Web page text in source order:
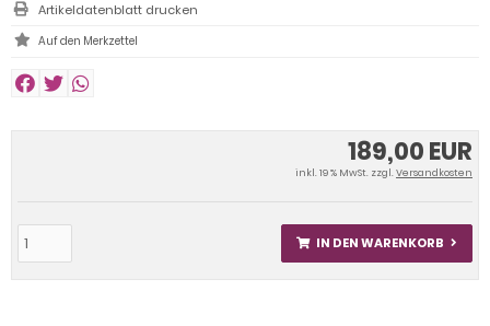
189,00 EUR
inkl. 19 % MwSt. zzgl.Versandkosten
IN DEN WARENKORB
Artikeldatenblatt drucken